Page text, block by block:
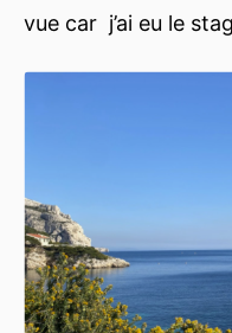
vue car j’ai eu le